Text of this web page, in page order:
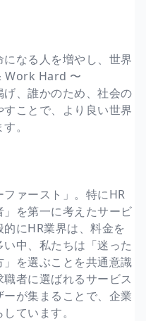
なる人を増やし、世界
Work Hard 〜
げ、誰かのため、社会の
ことで、より良い世界
。
ァースト」。特にHR
を第一に考えたサービ
にHR業界は、料金を
中、私たちは「迷った
を選ぶことを共通意識
者に選ばれるサービス
が集まることで、企業
ています。